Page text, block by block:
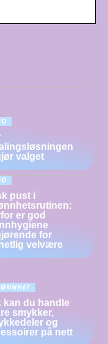
valget
pust i
er god
for
velvære
kan du handle
smykker,
og
på nett